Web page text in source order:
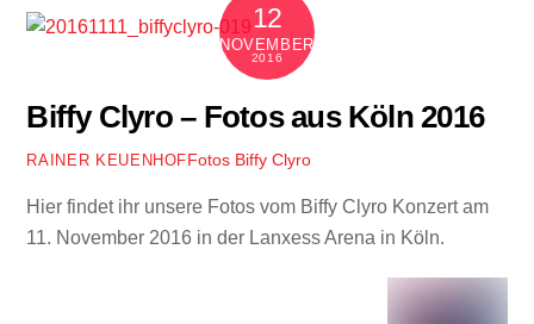
12
NOVEMBER
2016
Biffy Clyro – Fotos aus Köln 2016
RAINER KEUENHOFFotos Biffy Clyro
Hier findet ihr unsere Fotos vom Biffy Clyro Konzert am
11. November 2016 in der Lanxess Arena in Köln.